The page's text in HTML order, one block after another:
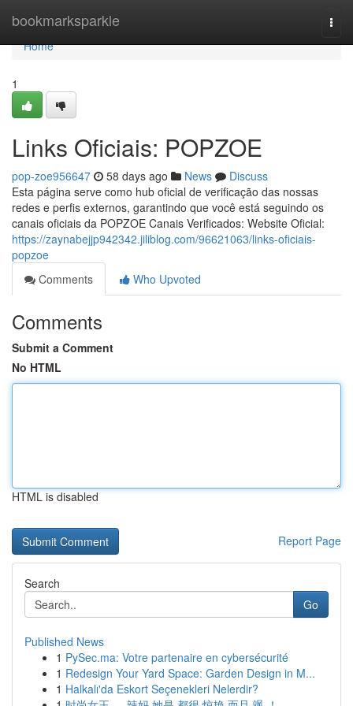
bookmarksparkle
Home
Home
1
Links Oficiais: POPZOE
pop-zoe956647 58 days ago News
Discuss
Esta página serve como hub oficial de verificação das nossas
redes e perfis externos, garantindo que você está seguindo os
canais oficiais da POPZOE Canais Verificados: Website Oficial:
https://zaynabejjp942342.jiliblog.com/96621063/links-oficiais-
popzoe
Comments
Who Upvoted
Comments
Submit a Comment
No HTML
HTML is disabled
Report Page
Search
Go
Published News
1 PySec.ma: Votre partenaire en cybersécurité
1 Redesign Your Yard Space: Garden Design in M...
1 Halkalı'da Eskort Seçenekleri Nelerdir?